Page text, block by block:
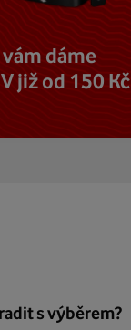
dáme
již od 150 Kč
s výběrem?